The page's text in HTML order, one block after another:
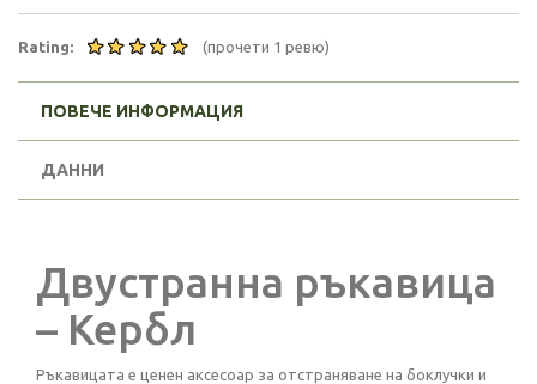
Rating: (прочети 1 ревю)
ПОВЕЧЕ ИНФОРМАЦИЯ
ДАННИ
Двустранна ръкавица
– Кербл
Ръкавицата е ценен аксесоар за отстраняване на боклучки и